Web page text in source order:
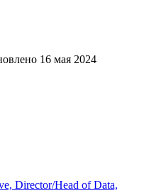
16 мая 2024
Director/Head of Data,